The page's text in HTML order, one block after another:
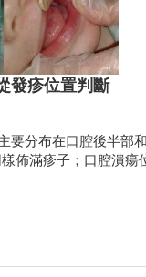
發疹位置判斷
要分布在口腔後半部
佈滿疹子；口腔潰瘍